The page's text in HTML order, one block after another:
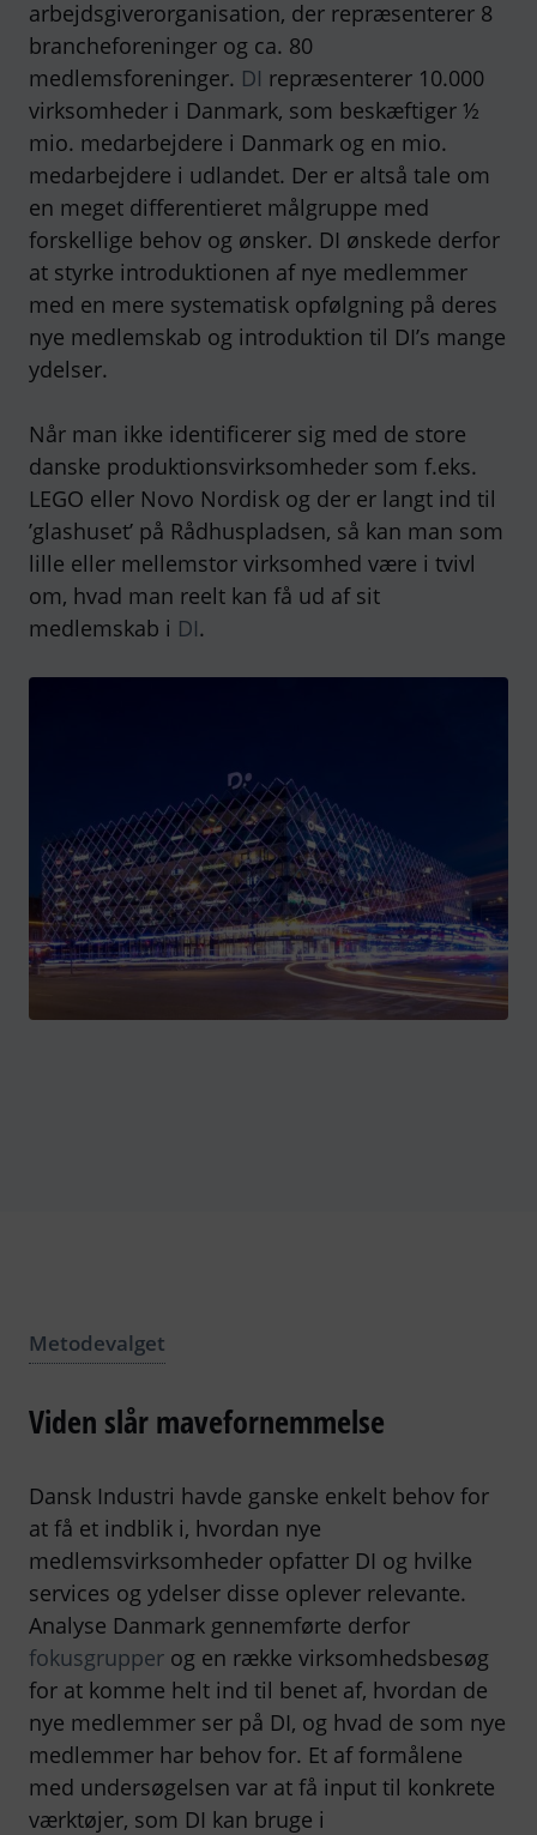
arbejdsgiverorganisation, der repræsenterer 8
brancheforeninger og ca. 80
medlemsforeninger. DI repræsenterer 10.000
virksomheder i Danmark, som beskæftiger ½
mio. medarbejdere i Danmark og en mio.
medarbejdere i udlandet. Der er altså tale om
en meget differentieret målgruppe med
forskellige behov og ønsker. DI ønskede derfor
at styrke introduktionen af nye medlemmer
med en mere systematisk opfølgning på deres
nye medlemskab og introduktion til DI’s mange
ydelser.
Når man ikke identificerer sig med de store
danske produktionsvirksomheder som f.eks.
LEGO eller Novo Nordisk og der er langt ind til
’glashuset’ på Rådhuspladsen, så kan man som
lille eller mellemstor virksomhed være i tvivl
om, hvad man reelt kan få ud af sit
medlemskab i DI.
Metodevalget
Viden slår mavefornemmelse
Dansk Industri havde ganske enkelt behov for
at få et indblik i, hvordan nye
medlemsvirksomheder opfatter DI og hvilke
services og ydelser disse oplever relevante.
Analyse Danmark gennemførte derfor
fokusgrupper og en række virksomhedsbesøg
for at komme helt ind til benet af, hvordan de
nye medlemmer ser på DI, og hvad de som nye
medlemmer har behov for. Et af formålene
med undersøgelsen var at få input til konkrete
værktøjer, som DI kan bruge i